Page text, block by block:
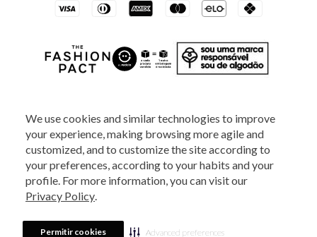
We use cookies and similar technologies to improve
your experience, making browsing more agile and
customized, and to customize the site according to
your preferences, according to your habits and your
profile. For more information, you can visit our
Privacy Policy.
Permitir cookies Advanced preferences
Azul Fidelidade
2025 - Veste S.A Estilo. Todos os direitos reservados - A loja Estoque reserva-
se no direito de corrigir ou alterar informações como: preços, promoções e
880 5520.Horário de Atendimento:
Sábados das 8h às 14h, exceto feriados. Veste S.A Estilo. Rua Othão, 405, Vila